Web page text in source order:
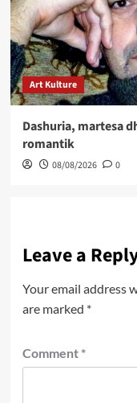
Art Kulture
Dashuria, martesa
romantik
08/08/2026 0
Leave a
Your email address
are marked *
Comment *